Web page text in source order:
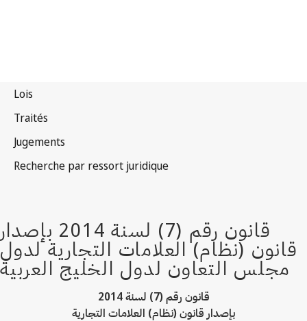
قانون رقم (7) لسنة 2014
بإصدار قانون (نظام) العلامات التجارية